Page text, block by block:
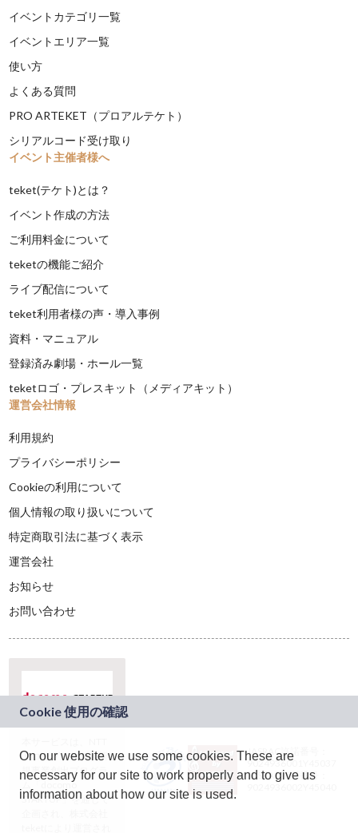
イベントカテゴリ一覧
イベントエリア一覧
使い方
よくある質問
PRO ARTEKET（プロアルテケト）
シリアルコード受け取り
イベント主催者様へ
teket(テケト)とは？
イベント作成の方法
ご利用料金について
teketの機能ご紹介
ライブ配信について
teket利用者様の声・導入事例
資料・マニュアル
登録済み劇場・ホール一覧
teketロゴ・プレスキット（メディアキット）
運営会社情報
利用規約
プライバシーポリシー
Cookieの利用について
個人情報の取り扱いについて
特定商取引法に基づく表示
運営会社
お知らせ
お問い合わせ
ドコモグループの新
規事業創出プログラ
ム「docomo
STARTUP」を通じて
JASRAC許諾番号：
9024936001Y45037
JASRAC許諾番号：
On our website we use some cookies. These are
necessary for our site to work properly and to give us
information about how our site is used.